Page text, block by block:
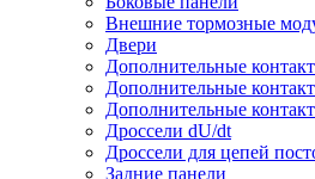
Внешние тормозные
Двери
Дополнительные
Дополнительные
Дополнительные
Дроссели dU/dt
Дроссели для цепей
Задние панели